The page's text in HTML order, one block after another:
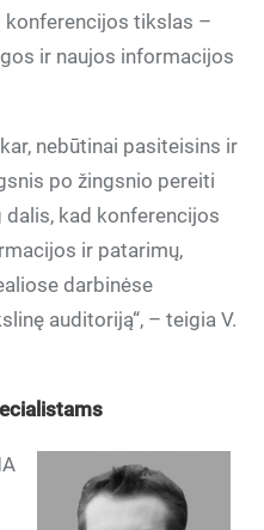
konferencijos tikslas –
ir naujos informacijos
nebūtinai pasiteisins ir
po žingsnio pereiti
kad konferencijos
ir patarimų,
darbinėse
auditoriją“, – teigia V.